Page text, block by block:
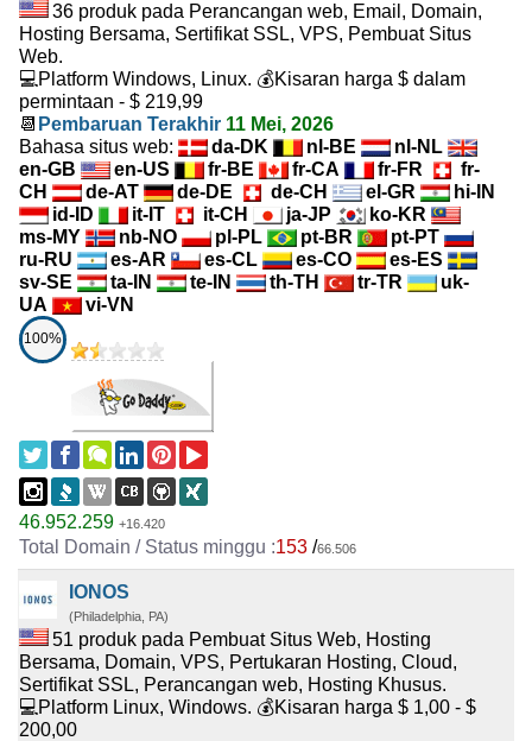
36 produk pada Perancangan web, Email, Domain,
Hosting Bersama, Sertifikat SSL, VPS, Pembuat Situs
Web.
💻Platform Windows, Linux. 💰Kisaran harga $ dalam
permintaan - $ 219,99
📆 Pembaruan Terakhir 11 Mei, 2026
Bahasa situs web:
da-DK nl-BE
nl-NL
en-GB
en-US fr-BE fr-CA fr-FR
fr-
CH
de-AT de-DE de-CH el-GR
hi-IN
id-ID
it-IT it-CH ja-JP
ko-KR
ms-MY
nb-NO pl-PL pt-BR
pt-PT
ru-RU
es-AR es-CL es-CO
es-ES
sv-SE
ta-IN te-IN th-TH tr-TR
uk-
UA
vi-VN
100%
46.952.259 +16.420
153 /66.506
IONOS
(Philadelphia, PA)
51 produk pada Pembuat Situs Web, Hosting
Bersama, Domain, VPS, Pertukaran Hosting, Cloud,
Sertifikat SSL, Perancangan web, Hosting Khusus.
💻Platform Linux, Windows. 💰Kisaran harga $ 1,00 - $
200,00